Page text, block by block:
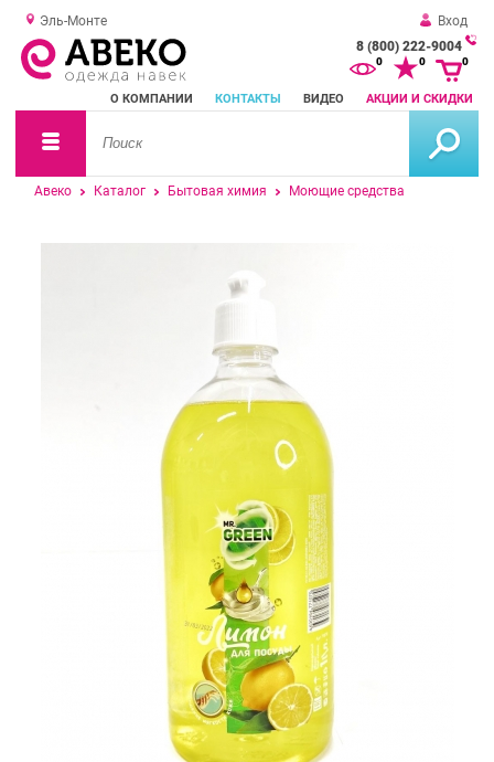
Эль-Монте
Вход
8 (800) 222-9004
О КОМПАНИИ КОНТАКТЫ ВИДЕО АКЦИИ И СКИДКИ
0 0 0
Авеко Каталог Бытовая химия Моющие средства